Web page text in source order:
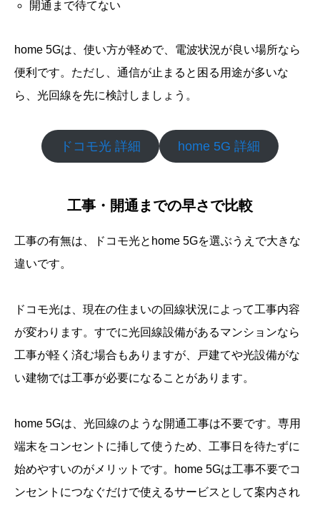
開通まで待てない
home 5Gは、使い方が軽めで、電波状況が良い場所なら
便利です。ただし、通信が止まると困る用途が多いな
ら、光回線を先に検討しましょう。
ドコモ光 詳細 home 5G 詳細
工事・開通までの早さで比較
工事の有無は、ドコモ光とhome 5Gを選ぶうえで大きな
違いです。
ドコモ光は、現在の住まいの回線状況によって工事内容
が変わります。すでに光回線設備があるマンションなら
工事が軽く済む場合もありますが、戸建てや光設備がな
い建物では工事が必要になることがあります。
home 5Gは、光回線のような開通工事は不要です。専用
端末をコンセントに挿して使うため、工事日を待たずに
始めやすいのがメリットです。home 5Gは工事不要でコ
ンセントにつなぐだけで使えるサービスとして案内され